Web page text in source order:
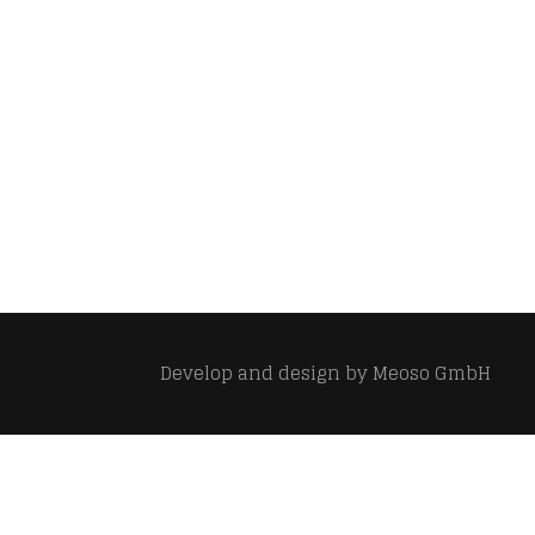
Develop and design byMeoso GmbH